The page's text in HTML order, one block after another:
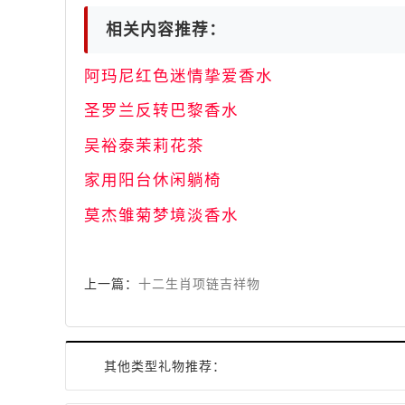
相关内容推荐：
阿玛尼红色迷情挚爱香水
圣罗兰反转巴黎香水
吴裕泰茉莉花茶
家用阳台休闲躺椅
莫杰雏菊梦境淡香水
上一篇： 十二生肖项链吉祥物
其他类型礼物推荐：